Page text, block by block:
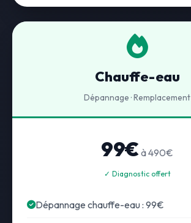
Chauffe-eau
Dépannage · Remplacement
99€ à 490€
✓ Diagnostic offert
Dépannage chauffe-eau : 99€